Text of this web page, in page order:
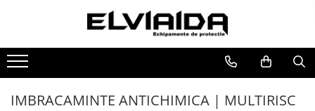
IMBRACAMINTE
IMBRACAMINTE DE LUCRU
INCALTAMINTE
BOCANCI
MANUSI
RISCURI MINIME
HORECA
PROSOAPE
PROTECTIA OCHILOR
MASTI DE SUDURA
IMBRACAMINTE ANTICHIMICA | MULTIRISC